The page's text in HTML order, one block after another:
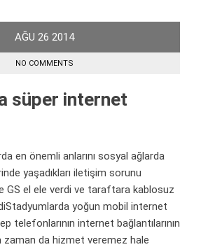
AĞU 26 2014
NO COMMENTS
süper internet
en önemli anlarını sosyal ağlarda
yaşadıkları iletişim sorunu
GS el ele verdi ve taraftara kablosuz
yoğun mobil internet
telefonlarının internet bağlantılarının
zaman da hizmet veremez hale